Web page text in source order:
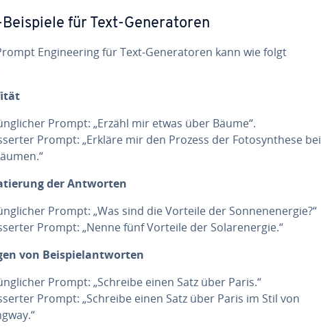
für Text-Ge­ne­ra­to­ren
En­gi­nee­ring für Text-Ge­ne­ra­to­ren kann wie folgt
Prompt: „Erzähl mir etwas über Bäume“.
Prompt: „Erkläre mir den Prozess der Fo­to­syn­the­se bei
der Antworten
Prompt: „Was sind die Vorteile der Son­nen­en­er­gie?“
Prompt: „Nenne fünf Vorteile der So­lar­ener­gie.“
von Bei­spiel­ant­wor­ten
Prompt: „Schreibe einen Satz über Paris.“
Prompt: „Schreibe einen Satz über Paris im Stil von